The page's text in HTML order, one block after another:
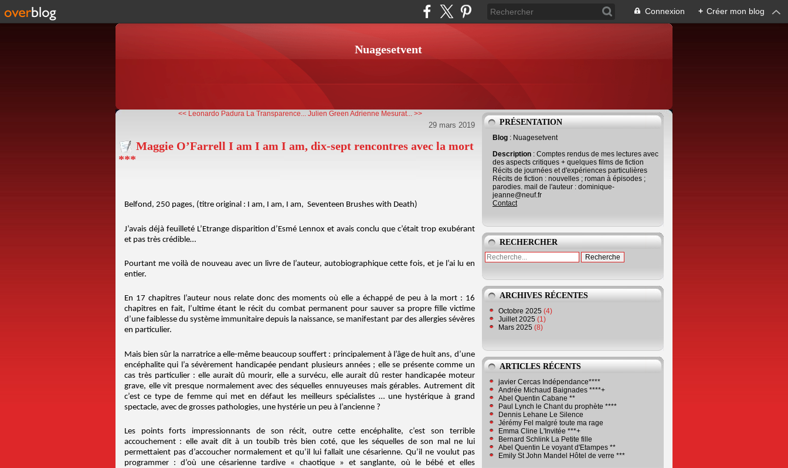
Connexion + Créer mon blog
Nuagesetvent
<< Leonardo Padura La Transparence... Julien Green Adrienne Mesurat... >>
29 mars 2019
Maggie O’Farrell I am I am I am, dix-sept rencontres avec la mort
***
Belfond, 250 pages, (titre original : I am, I am, I am, Seventeen Brushes with Death)
J’avais déjà feuilleté L’Etrange disparition d’Esmé Lennox et avais conclu que c’était trop exubérant
et pas très crédible…
Pourtant me voilà de nouveau avec un livre de l’auteur, autobiographique cette fois, et je l’ai lu en
entier.
En 17 chapitres l’auteur nous relate donc des moments où elle a échappé de peu à la mort : 16
chapitres en fait, l’ultime étant le récit du combat permanent pour sauver sa propre fille victime
d’une faiblesse du système immunitaire depuis la naissance, se manifestant par des allergies sévères
en particulier.
Mais bien sûr la narratrice a elle-même beaucoup souffert : principalement à l’âge de huit ans, d’une
encéphalite qui l’a sévèrement handicapée pendant plusieurs années ; elle se présente comme un
cas très particulier : elle aurait dû mourir, elle a survécu, elle aurait dû rester handicapée moteur
grave, elle vit presque normalement avec des séquelles ennuyeuses mais gérables. Autrement dit
c’est ce type de femme qui met en défaut les meilleurs spécialistes … une hystérique à grand
spectacle, avec de grosses pathologies, une hystérie un peu à l’ancienne ?
Les points forts impressionnants de son récit, outre cette encéphalite, c’est son terrible
accouchement : elle avait dit à un toubib très bien coté, que les séquelles de son mal ne lui
permettaient pas d’accoucher normalement et qu’il lui fallait une césarienne. Qu’il ne voulut pas
programmer : d’où une césarienne tardive « chaotique » et sanglante, où le bébé et elles
PRÉSENTATION
Blog : Nuagesetvent
Description : Comptes rendus de mes lectures avec
des aspects critiques + quelques films de fiction
Récits de journées et d'expériences particulières
Récits de fiction : nouvelles ; roman à épisodes ;
parodies. mail de l'auteur : dominique-
jeanne@neuf.fr
Contact
RECHERCHER
ARCHIVES RÉCENTES
Octobre 2025 (4)
Juillet 2025 (1)
Mars 2025 (8)
ARTICLES RÉCENTS
javier Cercas Indépendance****
Andrée Michaud Baignades ****+
Abel Quentin Cabane **
Paul Lynch le Chant du prophète ****
Dennis Lehane Le Silence
Jérémy Fel malgré toute ma rage
Emma Cline L'Invitée ***+
Bernard Schlink La Petite fille
Abel Quentin Le voyant d'Etampes **
Emily St John Mandel Hôtel de verre ***